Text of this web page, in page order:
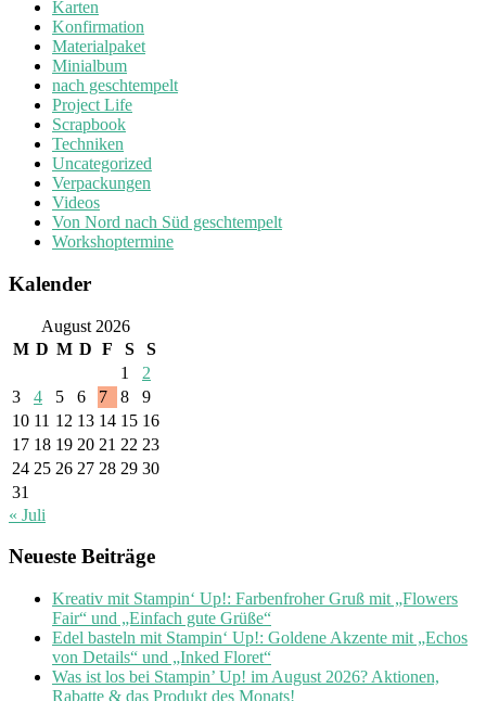
Karten
Konfirmation
Materialpaket
Minialbum
nach geschtempelt
Project Life
Scrapbook
Techniken
Uncategorized
Verpackungen
Videos
Von Nord nach Süd geschtempelt
Workshoptermine
Kalender
August 2026
M D M D F S
S
1
2
3
4 5 6 7 8
9
10 11 12 13 14 15 16
17 18 19 20 21 22 23
24 25 26 27 28 29 30
31
« Juli
Neueste Beiträge
Kreativ mit Stampin‘ Up!: Farbenfroher Gruß mit „Flowers
Fair“ und „Einfach gute Grüße“
Edel basteln mit Stampin‘ Up!: Goldene Akzente mit „Echos
von Details“ und „Inked Floret“
Was ist los bei Stampin’ Up! im August 2026? Aktionen,
Rabatte & das Produkt des Monats!